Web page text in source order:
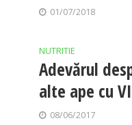
01/07/2018
NUTRITIE
Adevărul
alte ape cu
08/06/2017